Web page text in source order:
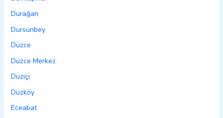
Durağan
Dursunbey
Düzce
Düzce Merkez
Düziçi
Düzköy
Eceabat